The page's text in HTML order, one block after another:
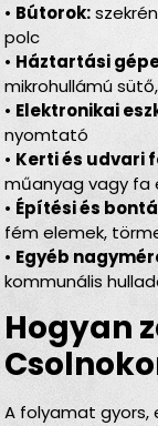
• Bútorok:
polc
• Háztartási
mikrohullámú
• Elektronikai
nyomtató
• Kerti és udvari
műanyag vagy fa
• Építési és
fém elemek,
• Egyéb
kommunális
Hogyan
A folyamat